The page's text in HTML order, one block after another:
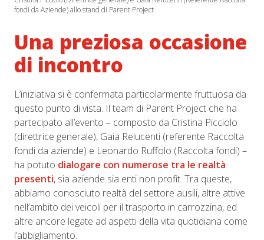
fondi da Aziende) allo stand di Parent Project
Una preziosa occasione
di incontro
L’iniziativa si è confermata particolarmente fruttuosa da
questo punto di vista. Il team di Parent Project che ha
partecipato all’evento – composto da Cristina Picciolo
(direttrice generale), Gaia Relucenti (referente Raccolta
fondi da aziende) e Leonardo Ruffolo (Raccolta fondi) –
ha potuto dialogare con numerose tra le realtà
presenti, sia aziende sia enti non profit. Tra queste,
abbiamo conosciuto realtà del settore ausili, altre attive
nell’ambito dei veicoli per il trasporto in carrozzina, ed
altre ancore legate ad aspetti della vita quotidiana come
l’abbigliamento.